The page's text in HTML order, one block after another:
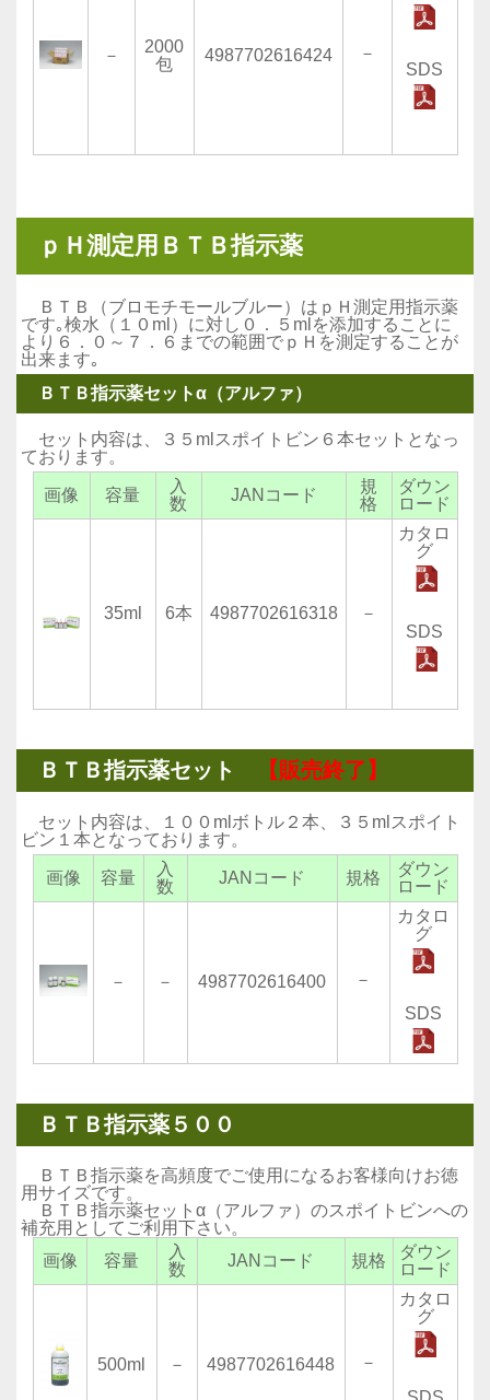
－
2000
包
4987702616424 －
SDS
ｐＨ測定用ＢＴＢ指示薬
ＢＴＢ（ブロモチモールブルー）はｐＨ測定用指示薬
です｡検水（１０ml）に対し０．５mlを添加することに
より６．０～ ７．６までの範囲でｐＨを測定することが
出来ます｡
ＢＴＢ指示薬セットα（アルファ）
セット内容は、３５mlスポイトビン６本セットとなっ
ております。
画像 容量
入
数
JANコード
規
格
ダウン
ロード
35ml 6本 4987702616318 －
カタロ
グ
SDS
ＢＴＢ指示薬セット 【販売終了】
セット内容は、１００mlボトル２本、３５mlスポイト
ビン１本となっております。
画像 容量
入
数
JANコード 規格
ダウン
ロード
－ － 4987702616400 －
カタロ
グ
SDS
ＢＴＢ指示薬５００
ＢＴＢ指示薬を高頻度でご使用になるお客様向けお徳
用サイズです。
ＢＴＢ指示薬セットα（アルファ）のスポイトビンへの
補充用としてご利用下さい。
画像
容量
入
数
JANコード 規格
ダウン
ロード
500ml － 4987702616448 －
カタロ
グ